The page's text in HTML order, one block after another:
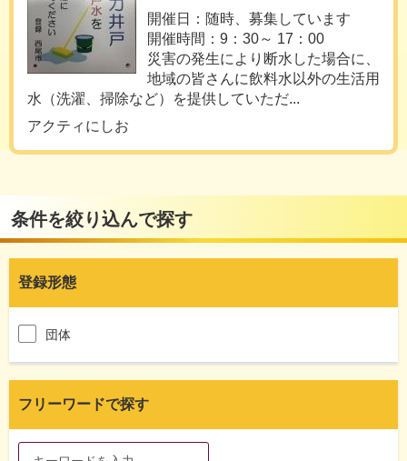
開催日：随時、募集しています
開催時間：9：30～ 17：00
災害の発生により断水した場合に、
地域の皆さんに飲料水以外の生活用
水（洗濯、掃除など）を提供していただ...
アクティにしお
条件を絞り込んで探す
登録形態
団体
フリーワードで探す